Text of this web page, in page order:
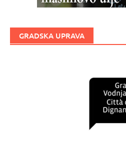
GRADSKA UPRAVA